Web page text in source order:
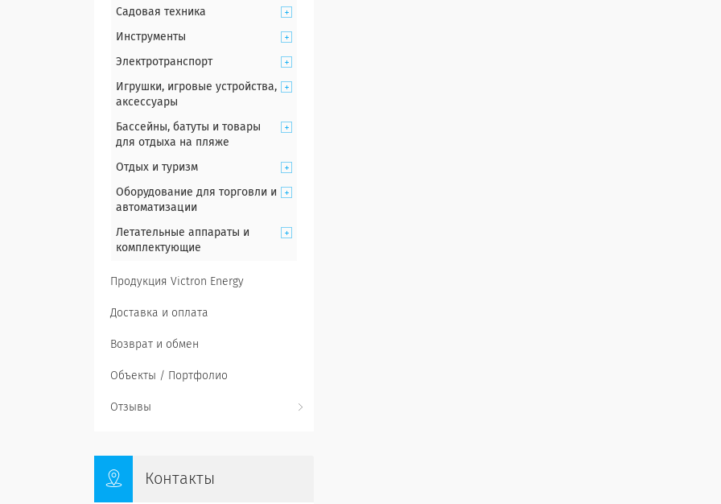
Садовая техника
Инструменты
Электротранспорт
Игрушки, игровые устройства,
аксессуары
Бассейны, батуты и товары
для отдыха на пляже
Отдых и туризм
Оборудование для торговли и
автоматизации
Летательные аппараты и
комплектующие
Продукция Victron Energy
Доставка и оплата
Возврат и обмен
Объекты / Портфолио
Отзывы
Контакты